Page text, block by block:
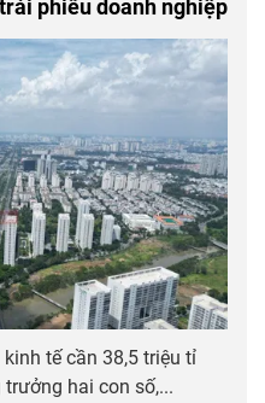
phiếu doanh nghiệp
tế cần 38,5 triệu tỉ
hai con số,...